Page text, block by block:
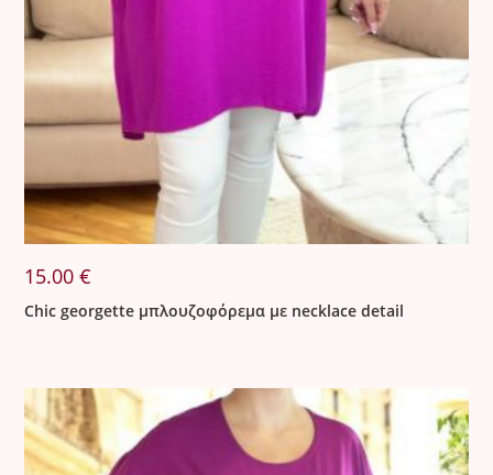
15.00€
Chic georgette μπλουζοφόρεμα με necklace detail